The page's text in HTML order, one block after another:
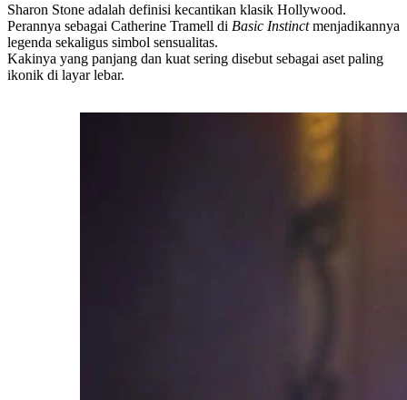
Sharon Stone adalah definisi kecantikan klasik Hollywood.
Perannya sebagai Catherine Tramell di Basic Instinctmenjadikannya
legenda sekaligus simbol sensualitas.
Kakinya yang panjang dan kuat sering disebut sebagai aset paling
ikonik di layar lebar.